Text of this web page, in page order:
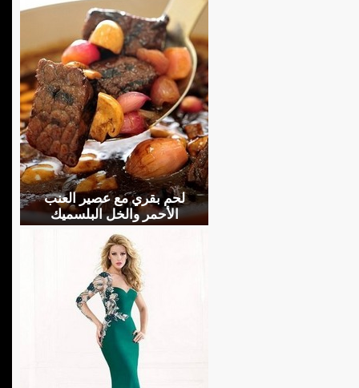
لحم بقري مع عصير العنب
الأحمر والخل البلسميك